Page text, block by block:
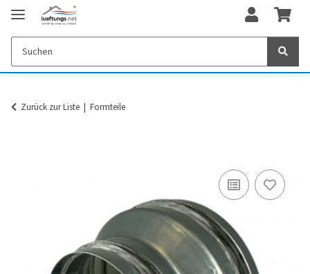
Zurück zur Liste Formteile